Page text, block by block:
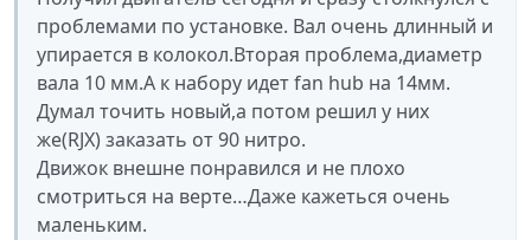
проблемами по установке. Вал очень длинный и
упирается в колокол.Вторая проблема,диаметр
вала 10 мм.А к набору идет fan hub на 14мм.
Думал точить новый,а потом решил у них
же(RJX) заказать от 90 нитро.
Движок внешне понравился и не плохо
смотриться на верте…Даже кажеться очень
маленьким.